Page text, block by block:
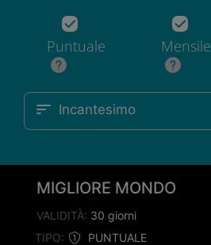
Puntuale Mensile
Incantesimo
MIGLIORE MONDO
TIPO: PUNTUALE
VALIDITÀ: 30 giorni